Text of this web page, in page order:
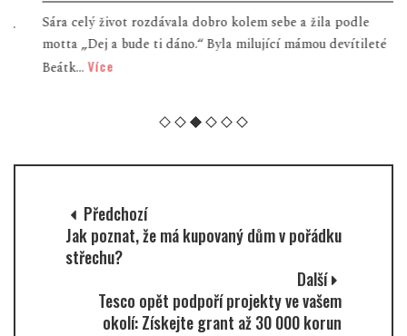
Sára celý život rozdávala dobro kolem sebe a žila podle
motta „Dej a bude ti dáno.“ Byla milující mámou devítileté
Beátk...Více
Předchozí
Jak poznat, že má kupovaný dům v pořádku
střechu?
Další
Tesco opět podpoří projekty ve vašem
okolí: Získejte grant až 30 000 korun